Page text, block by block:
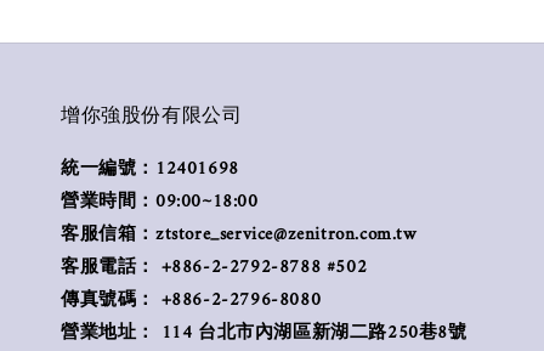
增你強股份有限公司
統一編號：12401698
營業時間：09:00~18:00
客服信箱：ztstore_service@zenitron.com.tw
客服電話： +886-2-2792-8788 #502
傳真號碼： +886-2-2796-8080
營業地址： 114 台北市內湖區新湖二路250巷8號